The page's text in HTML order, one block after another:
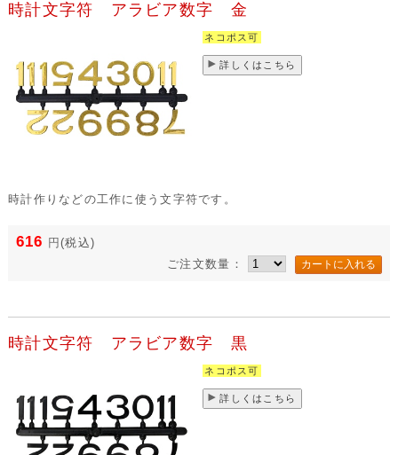
時計文字符 アラビア数字 金
ネコポス可
詳しくはこちら
時計作りなどの工作に使う文字符です。
616 円 (税込)
ご注文数量：
時計文字符 アラビア数字 黒
ネコポス可
詳しくはこちら